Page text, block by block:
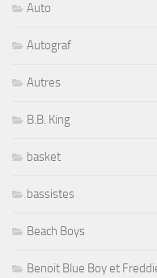
Auto
Autograf
Autres
B.B. King
basket
bassistes
Beach Boys
Benoit Blue Boy et